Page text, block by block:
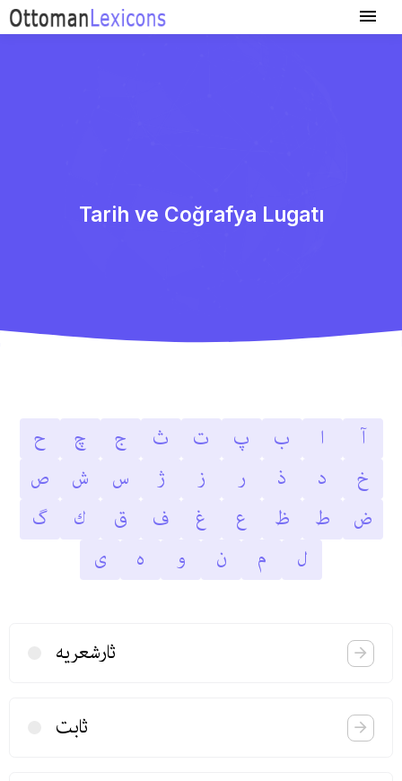
Tarih ve Coğrafya Lugatı
آ ا ب پ ت ث ج چ
ح
خ
د ذ ر ز ژ س ش
ص
ض
ط ظ ع غ ف ق ك
گ
ل
م ن و ه ى
ثارشعریه
ثابت